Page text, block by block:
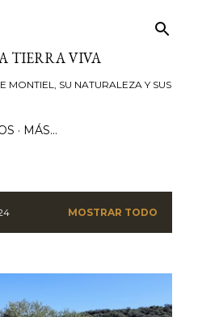
TIERRA VIVA
MONTIEL, SU NATURALEZA Y SUS
MÁS…
MOSTRAR TODO